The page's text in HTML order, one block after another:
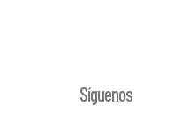
Síguenos